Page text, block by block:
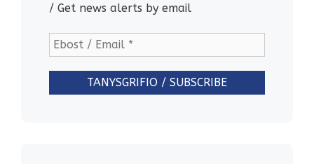
/ Get news alerts by email